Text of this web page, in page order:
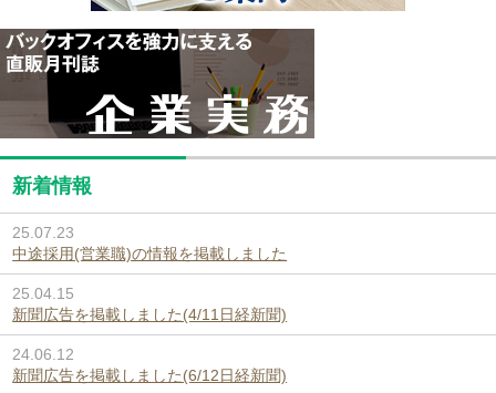
新着情報
25.07.23
中途採用(営業職)の情報を掲載しました
25.04.15
新聞広告を掲載しました(4/11日経新聞)
24.06.12
新聞広告を掲載しました(6/12日経新聞)